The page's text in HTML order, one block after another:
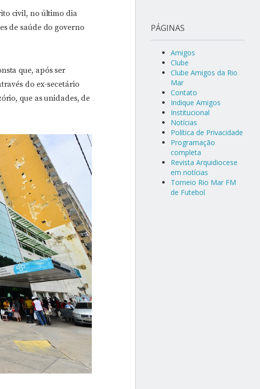
civil, no último dia
de saúde do governo
que, após ser
do ex-secetário
que as unidades, de
PÁGINAS
Amigos
Clube
Clube Amigos da Rio
Mar
Contato
Indique Amigos
Institucional
Notícias
Política de Privacidade
Programação
completa
Revista Arquidiocese
em notícias
Torneio Rio Mar FM
de Futebol